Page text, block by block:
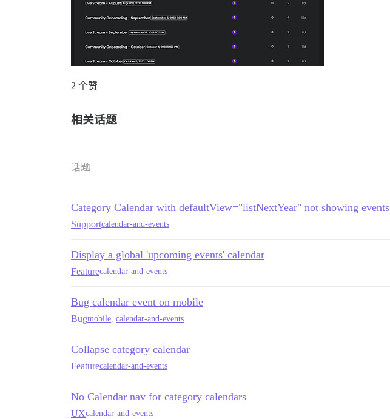
2 个赞
相关话题
话题
Category Calendar with defaultView="listNextYear" not showing events
Supportcalendar-and-events
Display a global 'upcoming events' calendar
Featurecalendar-and-events
Bug calendar event on mobile
Bugmobile, calendar-and-events
Collapse category calendar
Featurecalendar-and-events
No Calendar nav for category calendars
UXcalendar-and-events